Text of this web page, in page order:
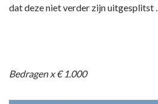
dat deze niet verder zijn uitgesplitst .
Bedragen x € 1.000